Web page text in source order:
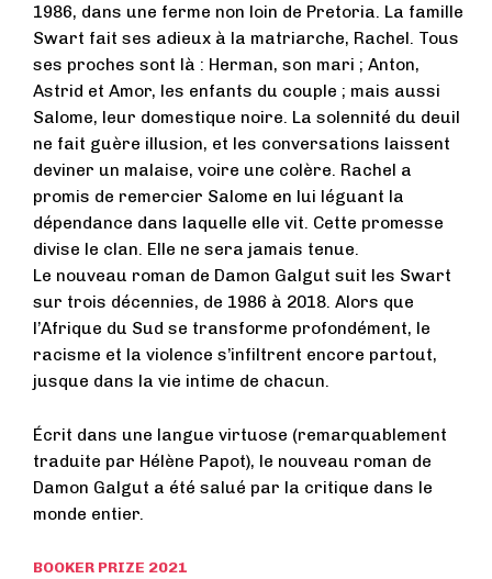
1986, dans une ferme non loin de Pretoria. La famille
Swart fait ses adieux à la matriarche, Rachel. Tous
ses proches sont là : Herman, son mari ; Anton,
Astrid et Amor, les enfants du couple ; mais aussi
Salome, leur domestique noire. La solennité du deuil
ne fait guère illusion, et les conversations laissent
deviner un malaise, voire une colère. Rachel a
promis de remercier Salome en lui léguant la
dépendance dans laquelle elle vit. Cette promesse
divise le clan. Elle ne sera jamais tenue.
Le nouveau roman de Damon Galgut suit les Swart
sur trois décennies, de 1986 à 2018. Alors que
l’Afrique du Sud se transforme profondément, le
racisme et la violence s’infiltrent encore partout,
jusque dans la vie intime de chacun.
Écrit dans une langue virtuose (remarquablement
traduite par Hélène Papot), le nouveau roman de
Damon Galgut a été salué par la critique dans le
monde entier.
BOOKER PRIZE 2021